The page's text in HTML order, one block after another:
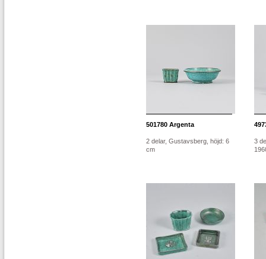
501780 Argenta
2 delar, Gustavsberg, höjd: 6
cm
3